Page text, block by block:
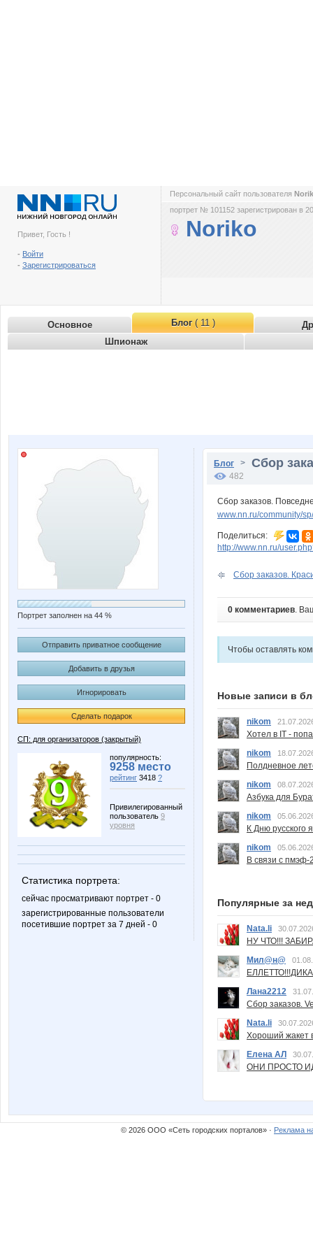
Привет, Гость !
- Войти
- Зарегистрироваться
Персональный сайт пользователя
портрет № 101152 зарегистрирован в
Noriko
Основное Блог( 11 )
Шпионаж
Портрет заполнен на 44 %
Отправить приватное сообщение
Добавить в друзья
Игнорировать
Сделать подарок
СП: для организаторов (закрытый)
популярность:
9258 место
рейтинг 3418 ?
Привилегированный
пользователь 9
уровня
Статистика портрета:
сейчас просматривают портрет - 0
зарегистрированные пользователи
посетившие портрет за 7 дней - 0
Блог > Сбор
482
Сбор заказов.
www.nn.ru/community/
Поделиться:
http://www.nn.ru/
Сбор заказов.
0 комментариев.
Чтобы оставлять
Новые записи в
nikom
Хотел в IT -
nikom
Полдневное
nikom
Азбука для
nikom
К Дню русского
nikom
В связи с пмэф-
Популярные за
Nata.li
НУ ЧТО!!!
Мил@н@
Лана2212
Сбор заказов.
Nata.li
Хороший жакет
Елена АЛ
ОНИ ПРОСТО
© 2026 ООО «Сеть городских порталов» · Реклама